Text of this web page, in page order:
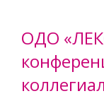
ОДО